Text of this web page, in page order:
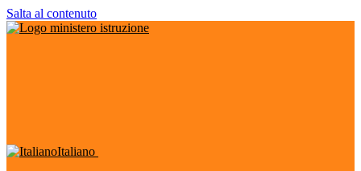
Salta al contenuto
Italiano